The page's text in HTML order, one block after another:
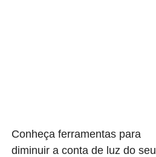
Conheça ferramentas para
diminuir a conta de luz do seu